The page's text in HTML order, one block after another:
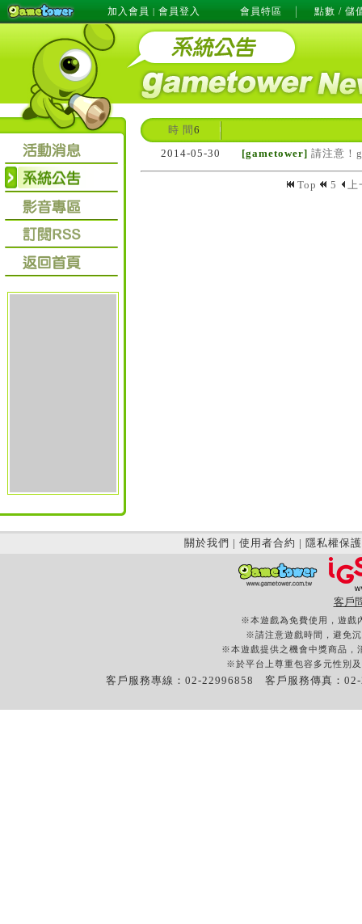
加入會員 | 會員登入 會員特區 點數 / 儲
時 間 6
2014-05-30
[gametower] 請注意！
Top 5 上
關於我們 | 使用者合約 | 隱私權保護
客戶
※本遊戲為免費使用，遊戲
※請注意遊戲時間，避免
※本遊戲提供之機會中獎商品，
※於平台上尊重包容多元性別
客戶服務專線：02-22996858 客戶服務傳真：